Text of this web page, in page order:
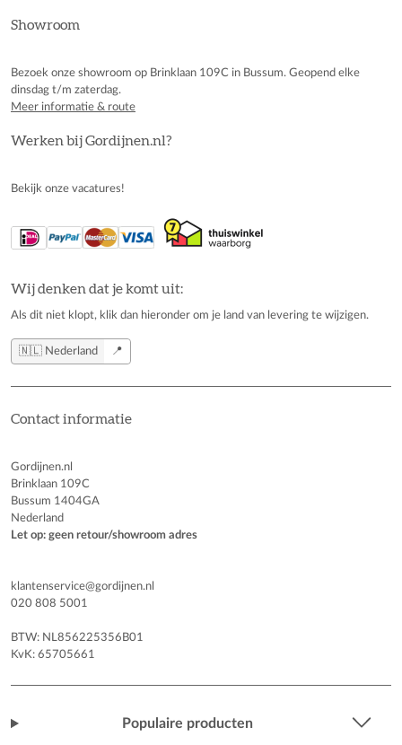
Showroom
Bezoek onze showroom op Brinklaan 109C in Bussum. Geopend elke
dinsdag t/m zaterdag.
Meer informatie & route
Werken bij Gordijnen.nl?
Bekijk onze vacatures!
Wij denken dat je komt uit:
Als dit niet klopt, klik dan hieronder om je land van levering te wijzigen.
🇳🇱 Nederland 📍
Contact informatie
Gordijnen.nl
Brinklaan 109C
Bussum 1404GA
Nederland
Let op: geen retour/showroom adres
klantenservice@gordijnen.nl
020 808 5001
BTW: NL856225356B01
KvK: 65705661
Populaire producten